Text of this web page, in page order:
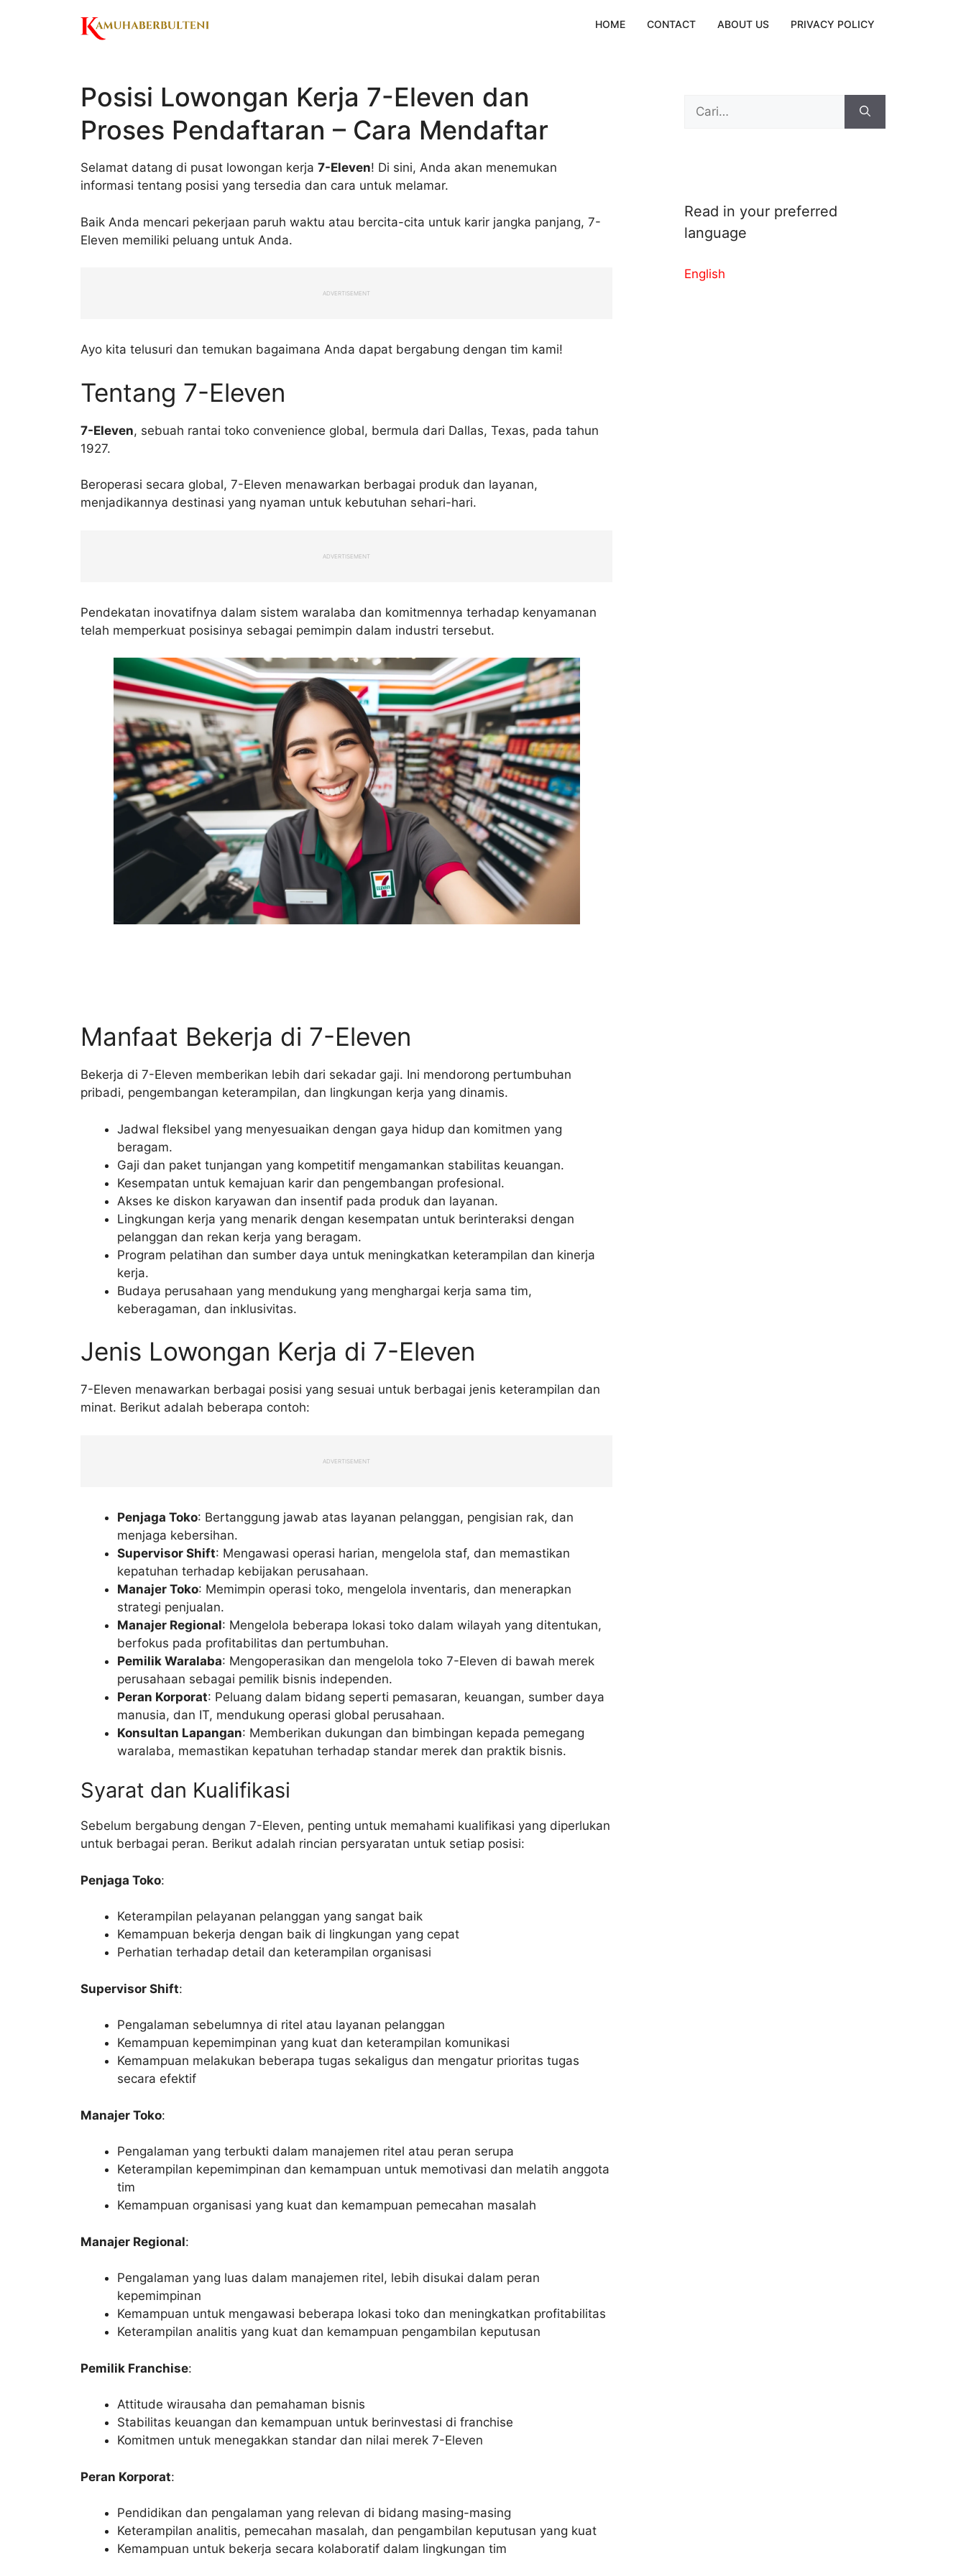
HOME CONTACT ABOUT US PRIVACY POLICY
Posisi Lowongan Kerja 7-Eleven dan
Proses Pendaftaran – Cara Mendaftar
Selamat datang di pusat lowongan kerja 7-Eleven! Di sini, Anda akan menemukan
informasi tentang posisi yang tersedia dan cara untuk melamar.
Baik Anda mencari pekerjaan paruh waktu atau bercita-cita untuk karir jangka panjang, 7-
Eleven memiliki peluang untuk Anda.
ADVERTISEMENT
Ayo kita telusuri dan temukan bagaimana Anda dapat bergabung dengan tim kami!
Tentang 7-Eleven
7-Eleven, sebuah rantai toko convenience global, bermula dari Dallas, Texas, pada tahun
1927.
Beroperasi secara global, 7-Eleven menawarkan berbagai produk dan layanan,
menjadikannya destinasi yang nyaman untuk kebutuhan sehari-hari.
ADVERTISEMENT
Pendekatan inovatifnya dalam sistem waralaba dan komitmennya terhadap kenyamanan
telah memperkuat posisinya sebagai pemimpin dalam industri tersebut.
Manfaat Bekerja di 7-Eleven
Bekerja di 7-Eleven memberikan lebih dari sekadar gaji. Ini mendorong pertumbuhan
pribadi, pengembangan keterampilan, dan lingkungan kerja yang dinamis.
Jadwal fleksibel yang menyesuaikan dengan gaya hidup dan komitmen yang
beragam.
Gaji dan paket tunjangan yang kompetitif mengamankan stabilitas keuangan.
Kesempatan untuk kemajuan karir dan pengembangan profesional.
Akses ke diskon karyawan dan insentif pada produk dan layanan.
Lingkungan kerja yang menarik dengan kesempatan untuk berinteraksi dengan
pelanggan dan rekan kerja yang beragam.
Program pelatihan dan sumber daya untuk meningkatkan keterampilan dan kinerja
kerja.
Budaya perusahaan yang mendukung yang menghargai kerja sama tim,
keberagaman, dan inklusivitas.
Jenis Lowongan Kerja di 7-Eleven
7-Eleven menawarkan berbagai posisi yang sesuai untuk berbagai jenis keterampilan dan
minat. Berikut adalah beberapa contoh:
ADVERTISEMENT
Penjaga Toko: Bertanggung jawab atas layanan pelanggan, pengisian rak, dan
menjaga kebersihan.
Supervisor Shift: Mengawasi operasi harian, mengelola staf, dan memastikan
kepatuhan terhadap kebijakan perusahaan.
Manajer Toko: Memimpin operasi toko, mengelola inventaris, dan menerapkan
strategi penjualan.
Manajer Regional: Mengelola beberapa lokasi toko dalam wilayah yang ditentukan,
berfokus pada profitabilitas dan pertumbuhan.
Pemilik Waralaba: Mengoperasikan dan mengelola toko 7-Eleven di bawah merek
perusahaan sebagai pemilik bisnis independen.
Peran Korporat: Peluang dalam bidang seperti pemasaran, keuangan, sumber daya
manusia, dan IT, mendukung operasi global perusahaan.
Konsultan Lapangan: Memberikan dukungan dan bimbingan kepada pemegang
waralaba, memastikan kepatuhan terhadap standar merek dan praktik bisnis.
Syarat dan Kualifikasi
Sebelum bergabung dengan 7-Eleven, penting untuk memahami kualifikasi yang diperlukan
untuk berbagai peran. Berikut adalah rincian persyaratan untuk setiap posisi:
Penjaga Toko:
Keterampilan pelayanan pelanggan yang sangat baik
Kemampuan bekerja dengan baik di lingkungan yang cepat
Perhatian terhadap detail dan keterampilan organisasi
Supervisor Shift:
Pengalaman sebelumnya di ritel atau layanan pelanggan
Kemampuan kepemimpinan yang kuat dan keterampilan komunikasi
Kemampuan melakukan beberapa tugas sekaligus dan mengatur prioritas tugas
secara efektif
Manajer Toko:
Pengalaman yang terbukti dalam manajemen ritel atau peran serupa
Keterampilan kepemimpinan dan kemampuan untuk memotivasi dan melatih anggota
tim
Kemampuan organisasi yang kuat dan kemampuan pemecahan masalah
Manajer Regional:
Pengalaman yang luas dalam manajemen ritel, lebih disukai dalam peran
kepemimpinan
Kemampuan untuk mengawasi beberapa lokasi toko dan meningkatkan profitabilitas
Keterampilan analitis yang kuat dan kemampuan pengambilan keputusan
Pemilik Franchise:
Attitude wirausaha dan pemahaman bisnis
Stabilitas keuangan dan kemampuan untuk berinvestasi di franchise
Komitmen untuk menegakkan standar dan nilai merek 7-Eleven
Peran Korporat:
Pendidikan dan pengalaman yang relevan di bidang masing-masing
Keterampilan analitis, pemecahan masalah, dan pengambilan keputusan yang kuat
Kemampuan untuk bekerja secara kolaboratif dalam lingkungan tim
Search
Read in your preferred
language
English